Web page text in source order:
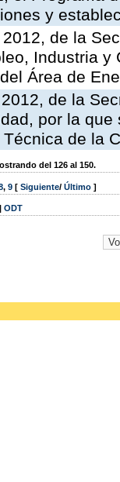
y
de la
Industria
Área de
de la
por la
de la
del 126 al 150.
, 9 [ Siguiente/ Último ]
| ODT